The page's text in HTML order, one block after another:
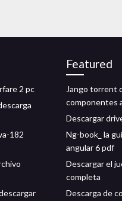
2 pc
182
Featured
Jango torrent
componentes
Descargar
Ng-book_ la
angular 6 pdf
Descargar el
completa
Descarga de